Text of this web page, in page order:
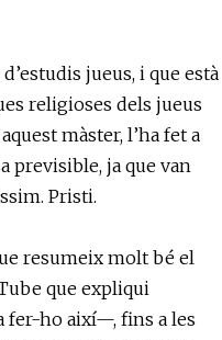
jueus, i que està
religioses dels jueus
màster, l’ha fet a
previsible, ja que van
Pristi.
resumeix molt bé el
que expliqui
fer-ho així—, fins a les